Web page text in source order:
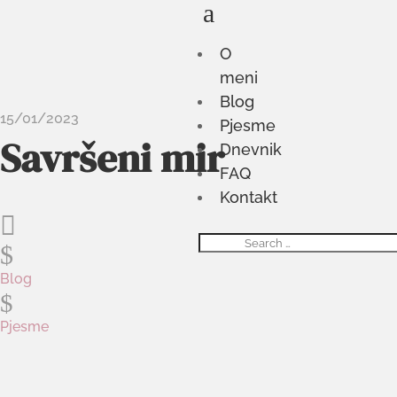
O
meni
Blog
Pjesme
Dnevnik
FAQ
Kontakt
a
15/01/2023
Savršeni mir

$
Blog
$
Pjesme